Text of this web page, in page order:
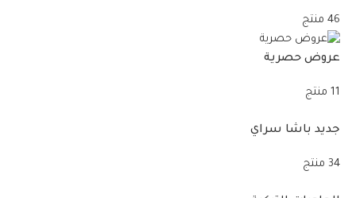
46 منتج
عروض حصرية
11 منتج
جديد باشا سراي
34 منتج